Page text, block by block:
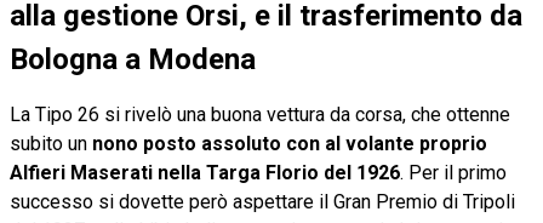
alla gestione Orsi, e il trasferimento da
Bologna a Modena
La Tipo 26 si rivelò una buona vettura da corsa, che ottenne
subito un nono posto assoluto con al volante proprio
Alfieri Maserati nella Targa Florio del 1926. Per il primo
successo si dovette però aspettare il Gran Premio di Tripoli